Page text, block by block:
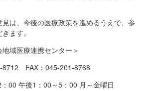
見は、今後の医療政策を進めるうえで、参
ます。
地域医療連携センター＞
8712 FAX：045-201-8768
00 午後1：00～5：00 月～金曜日